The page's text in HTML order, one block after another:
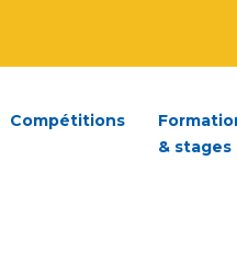
Compétitions
& stages